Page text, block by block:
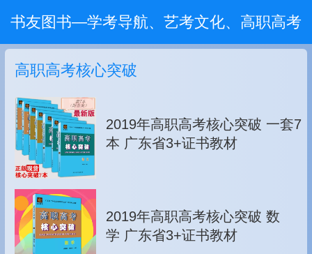
书友图书—学考导航、艺考文化、高职高考
高职高考核心突破
2019年高职高考核心突破 一套7
本 广东省3+证书教材
2019年高职高考核心突破 数
学 广东省3+证书教材